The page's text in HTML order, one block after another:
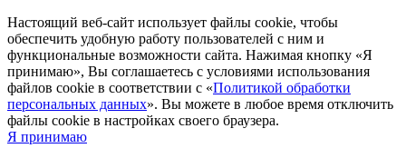
Настоящий веб-сайт использует файлы cookie, чтобы
обеспечить удобную работу пользователей с ним и
функциональные возможности сайта. Нажимая кнопку «Я
принимаю», Вы соглашаетесь с условиями использования
файлов cookie в соответствии с «Политикой обработки
персональных данных». Вы можете в любое время отключить
файлы cookie в настройках своего браузера.
Я принимаю